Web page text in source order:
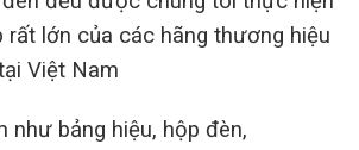
lớn của các hãng thương hiệu
Việt Nam
như bảng hiệu, hộp đèn,